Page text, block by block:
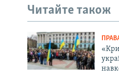
Читайте також